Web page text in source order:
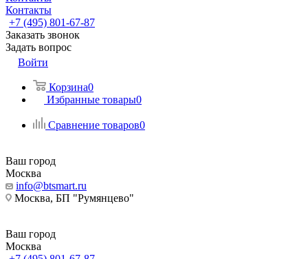
Контакты
+7 (495) 801-67-87
Заказать звонок
Задать вопрос
Войти
Корзина0
Избранные товары0
Сравнение товаров0
Ваш город
Москва
info@btsmart.ru
Москва, БП "Румянцево"
Ваш город
Москва